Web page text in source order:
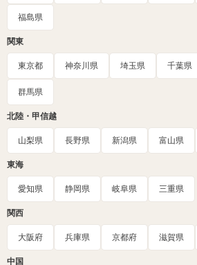
福島県
関東
東京都 神奈川県 埼玉県 千葉県
群馬県
北陸・甲信越
山梨県 長野県 新潟県 富山県
東海
愛知県 静岡県 岐阜県 三重県
関西
大阪府 兵庫県 京都府 滋賀県
中国